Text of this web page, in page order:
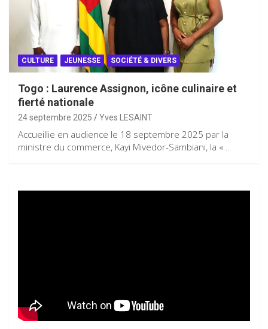
CULTURE JEUNESSE SOCIÉTÉ & DIVERS
Togo : Laurence Assignon, icône culinaire et
fierté nationale
24 septembre 2025 Yves LESAINT
Accueillie en audience le 18 septembre 2025 par la
ministre du commerce, Kayi Mivedor-Sambiani, la «…